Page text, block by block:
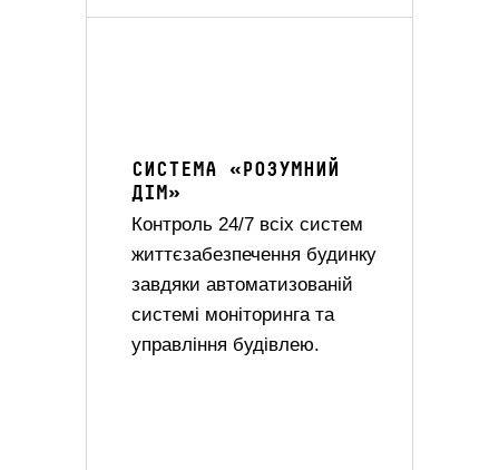
СИСТЕМА «РОЗУМНИЙ
ДІМ»
Контроль 24/7 всіх систем
життєзабезпечення будинку
завдяки автоматизованій
системі моніторинга та
управління будівлею.